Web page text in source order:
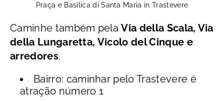
Praça e Basílica di Santa Maria in Trastevere
Caminhe também pelaVia della Scala, Via
della Lungaretta, Vicolo del Cinque e
arredores.
Bairro: caminhar pelo Trastevere é
atração número 1